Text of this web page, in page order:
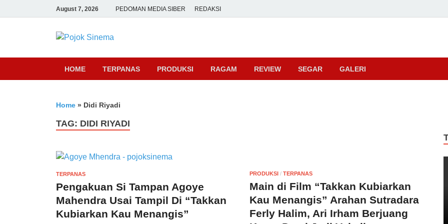
August 7, 2026 PEDOMAN MEDIA SIBER REDAKSI
Pojok Sinema
HOME TERPANAS PRODUKSI RAGAM REVIEW SEGAR GALERI
Home » Didi Riyadi
TAG: DIDI RIYADI
TERPANAS
Pengakuan Si Tampan Agoye
Mahendra Usai Tampil Di “Takkan
Kubiarkan Kau Menangis”
PRODUKSI / TERPANAS
Main di Film “Takkan Kubiarkan
Kau Menangis” Arahan Sutradara
Ferly Halim, Ari Irham Berjuang